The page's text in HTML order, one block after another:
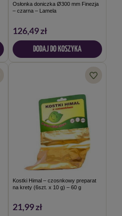
Osłonka doniczka Ø300 mm Finezja
– czarna – Lamela
126,49 zł
DODAJ DO KOSZYKA
Kostki Himal – czosnkowy preparat
na krety (6szt. x 10 g) – 60 g
21,99 zł